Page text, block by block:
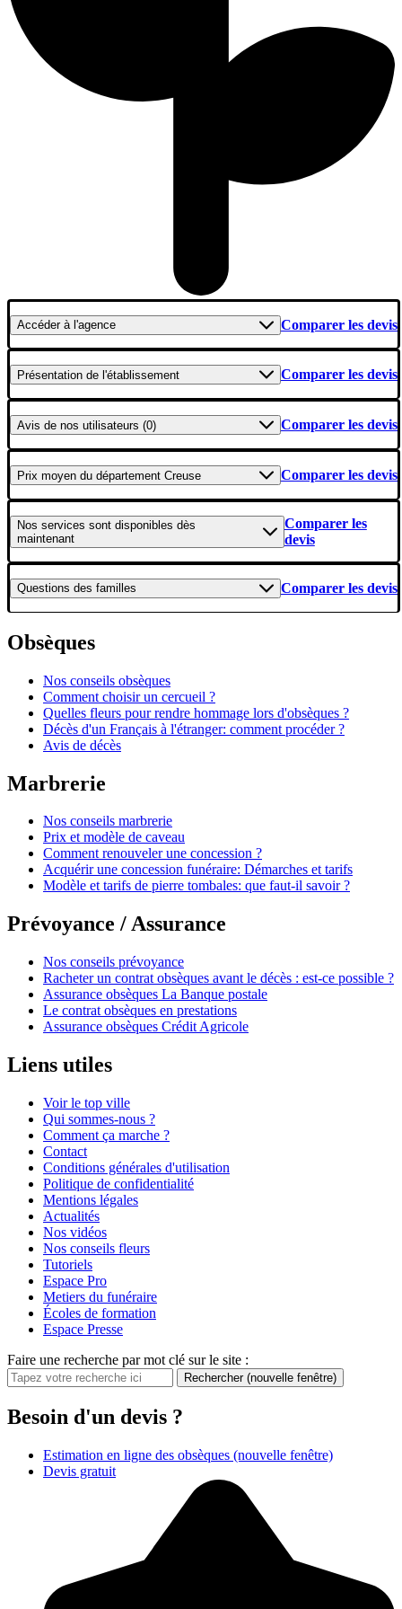
Accéderà l'agence Comparer les devis
Présentation de l'établissement Comparer les devis
Avis de nos utilisateurs (0) Comparer les devis
Prix moyen du département Creuse Comparer les devis
Nos services sont disponibles dès
maintenant
Comparer les
devis
Questions des familles Comparer les devis
Obsèques
Nos conseils obsèques
Comment choisir un cercueil ?
Quelles fleurs pour rendre hommage lors d'obsèques ?
Décès d'un Français à l'étranger: comment procéder ?
Avis de décès
Marbrerie
Nos conseils marbrerie
Prix et modèle de caveau
Comment renouveler une concession ?
Acquérir une concession funéraire: Démarches et tarifs
Modèle et tarifs de pierre tombales: que faut-il savoir ?
Prévoyance / Assurance
Nos conseils prévoyance
Racheter un contrat obsèques avant le décès : est-ce possible ?
Assurance obsèques La Banque postale
Le contrat obsèques en prestations
Assurance obsèques Crédit Agricole
Liens utiles
Voir le top ville
Qui sommes-nous ?
Comment ça marche ?
Contact
Conditions générales d'utilisation
Politique de confidentialité
Mentions légales
Actualités
Nos vidéos
Nos conseils fleurs
Tutoriels
Espace Pro
Metiers du funéraire
Écoles de formation
Espace Presse
Faire une recherche par mot clé sur le site :
Rechercher (nouvelle fenêtre)
Besoin d'un devis ?
Estimation en ligne des obsèques (nouvelle fenêtre)
Devis gratuit